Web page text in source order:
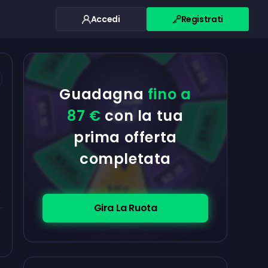
Accedi Registrati
Guadagna fino a
87 € con la tua
prima offerta
completata
Gira La Ruota
$100
$5.00
$5.00
$0.10 $5.00